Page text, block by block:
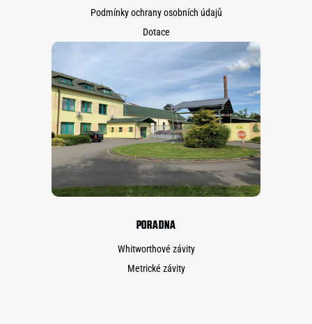
Podmínky ochrany osobních údajů
Dotace
PORADNA
Whitworthové závity
Metrické závity